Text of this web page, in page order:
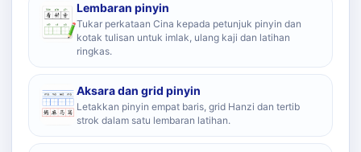
Lembaran pinyin
Tukar perkataan Cina kepada petunjuk pinyin dan
kotak tulisan untuk imlak, ulang kaji dan latihan
ringkas.
Aksara dan grid pinyin
Letakkan pinyin empat baris, grid Hanzi dan tertib
strok dalam satu lembaran latihan.